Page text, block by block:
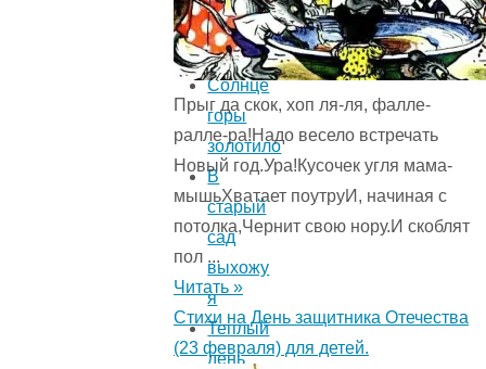
гроза
прошла
Солнце
горы
золотило
В
старый
сад
выхожу
я
Теплый
день
Прыг да скок, хоп ля-ля, фалле-
ралле-ра!Надо весело встречать
Новый год.Ура!Кусочек угля мама-
мышьХватает поутруИ, начиная с
потолка,Чернит свою нору.И скоблят
пол ...
Читать »
Стихи на День защитника Отечества
(23 февраля) для детей.